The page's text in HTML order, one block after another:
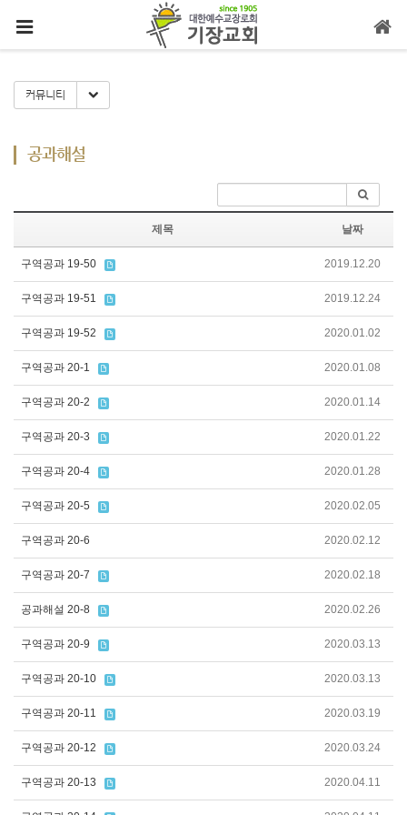
커뮤니티 Toggle Dropdown
공과해설
제목 날짜
구역공과 19-50 2019.12.20
구역공과 19-51 2019.12.24
구역공과 19-52 2020.01.02
구역공과 20-1 2020.01.08
구역공과 20-2 2020.01.14
구역공과 20-3 2020.01.22
구역공과 20-4 2020.01.28
구역공과 20-5 2020.02.05
구역공과 20-6 2020.02.12
구역공과 20-7 2020.02.18
공과해설 20-8 2020.02.26
구역공과 20-9 2020.03.13
구역공과 20-10 2020.03.13
구역공과 20-11 2020.03.19
구역공과 20-12 2020.03.24
구역공과 20-13 2020.04.11